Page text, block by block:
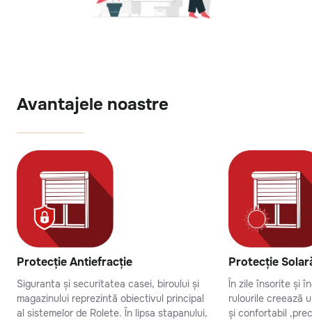
Avantajele noastre
Protecție Antiefracție
Siguranta și securitatea casei, biroului și
magazinului reprezintă obiectivul principal
al sistemelor de Rolete. În lipsa stapanului,
Protecție
În zile însorite și
rulourile creează
și confortabil